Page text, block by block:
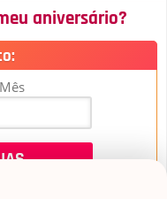
aniversário?
Mês